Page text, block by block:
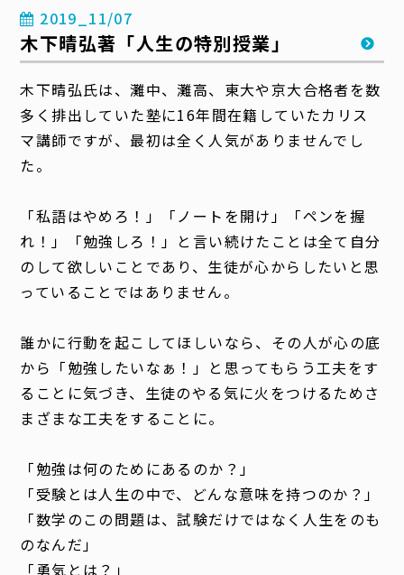
2019_11/07
木下晴弘著「人生の特別授業」
木下晴弘氏は、灘中、灘高、東大や京大合格者を数
多く排出していた塾に16年間在籍していたカリス
マ講師ですが、最初は全く人気がありませんでし
た。
「私語はやめろ！」「ノートを開け」「ペンを握
れ！」「勉強しろ！」と言い続けたことは全て自分
のして欲しいことであり、生徒が心からしたいと思
っていることではありません。
誰かに行動を起こしてほしいなら、その人が心の底
から「勉強したいなぁ！」と思ってもらう工夫をす
ることに気づき、 生徒のやる気に火をつけるためさ
まざまな工夫をすることに。
「勉強は何のためにあるのか？」
「受験とは人生の中で、どんな意味を持つのか？」
「数学のこの問題は、試験だけではなく人生をのも
のなんだ」
「勇気とは？」